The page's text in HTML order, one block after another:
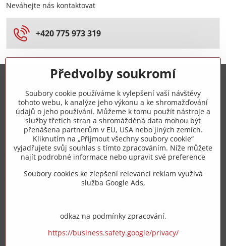
Neváhejte nás kontaktovat
+420 775 973 319
+420 775 973 319
info​@zipzop​.cz
Objednávky
Vše k nákupu
Předvolby soukromí
Soubory cookie používáme k vylepšení vaší návštěvy
tohoto webu, k analýze jeho výkonu a ke shromažďování
údajů o jeho používání. Můžeme k tomu použít nástroje a
služby třetích stran a shromážděná data mohou být
přenášena partnerům v EU, USA nebo jiných zemích.
Kliknutím na „Přijmout všechny soubory cookie“
vyjadřujete svůj souhlas s tímto zpracováním. Níže můžete
najít podrobné informace nebo upravit své preference
Soubory cookies ke zlepšení relevanci reklam využívá
služba Google Ads,
odkaz na podmínky zpracování.
https://business.safety.google/privacy/